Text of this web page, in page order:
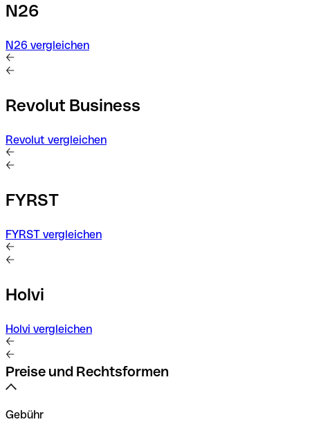
N26
N26 vergleichen
Revolut Business
Revolut vergleichen
FYRST
FYRST vergleichen
Holvi
Holvi vergleichen
Preise und Rechtsformen
Gebühr